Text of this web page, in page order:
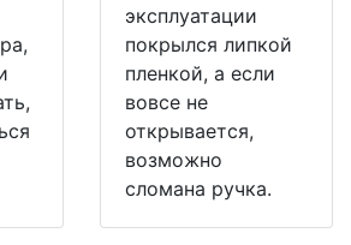
эксплуатации
покрылся липкой
пленкой, а если
вовсе не
открывается,
возможно
сломана ручка.